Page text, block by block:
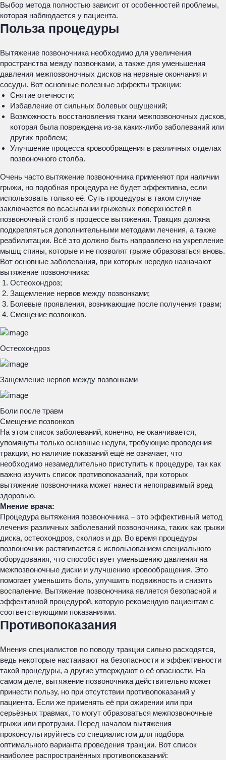
Выбор метода полностью зависит от особенностей проблемы,
которая наблюдается у пациента.
Польза процедуры
Вытяжение позвоночника необходимо для увеличения
пространства между позвонками, а также для уменьшения
давления межпозвоночных дисков на нервные окончания и
сосуды. Вот основные полезные эффекты тракции:
Снятие отечности;
Избавление от сильных болевых ощущений;
Возможность восстановления ткани межпозвоночных дисков,
которая была повреждена из-за каких-либо заболеваний или
других проблем;
Улучшение процесса кровообращения в различных отделах
позвоночного столба.
Очень часто вытяжение позвоночника применяют при наличии
грыжи, но подобная процедура не будет эффективна, если
использовать только её. Суть процедуры в таком случае
заключается во всасывании грыжевых поверхностей в
позвоночный столб в процессе вытяжения. Тракция должна
подкрепляться дополнительными методами лечения, а также
реабилитации. Всё это должно быть направлено на укрепление
мышц спины, которые и не позволят грыже образоваться вновь.
Вот основные заболевания, при которых нередко назначают
вытяжение позвоночника:
Остеохондроз;
Защемление нервов между позвонками;
Болевые проявления, возникающие после получения травм;
Смещение позвонков.
Остеохондроз
Защемление нервов между позвонками
Боли после травм
Смещение позвонков
На этом список заболеваний, конечно, не оканчивается,
упомянуты только основные недуги, требующие проведения
тракции, но наличие показаний ещё не означает, что
необходимо незамедлительно приступить к процедуре, так как
важно изучить список противопоказаний, при которых
вытяжение позвоночника может нанести непоправимый вред
здоровью.
Мнение врача:
Процедура вытяжения позвоночника – это эффективный метод
лечения различных заболеваний позвоночника, таких как грыжи
диска, остеохондроз, сколиоз и др. Во время процедуры
позвоночник растягивается с использованием специального
оборудования, что способствует уменьшению давления на
межпозвоночные диски и улучшению кровообращения. Это
помогает уменьшить боль, улучшить подвижность и снизить
воспаление. Вытяжение позвоночника является безопасной и
эффективной процедурой, которую рекомендую пациентам с
соответствующими показаниями.
Противопоказания
Мнения специалистов по поводу тракции сильно расходятся,
ведь некоторые настаивают на безопасности и эффективности
такой процедуры, а другие утверждают о её опасности. На
самом деле, вытяжение позвоночника действительно может
принести пользу, но при отсутствии противопоказаний у
пациента. Если же применять её при ожирении или при
серьёзных травмах, то могут образоваться межпозвоночные
грыжи или протрузии. Перед началом вытяжения
проконсультируйтесь со специалистом для подбора
оптимального варианта проведения тракции. Вот список
наиболее распространённых противопоказаний: